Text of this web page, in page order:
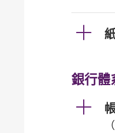
銀行體